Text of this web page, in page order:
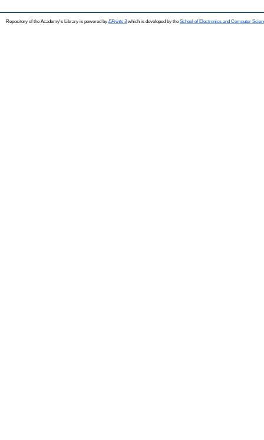
Repository of the Academy's Library is powered by EPrints 3which is developed by the School of Electronics and Computer